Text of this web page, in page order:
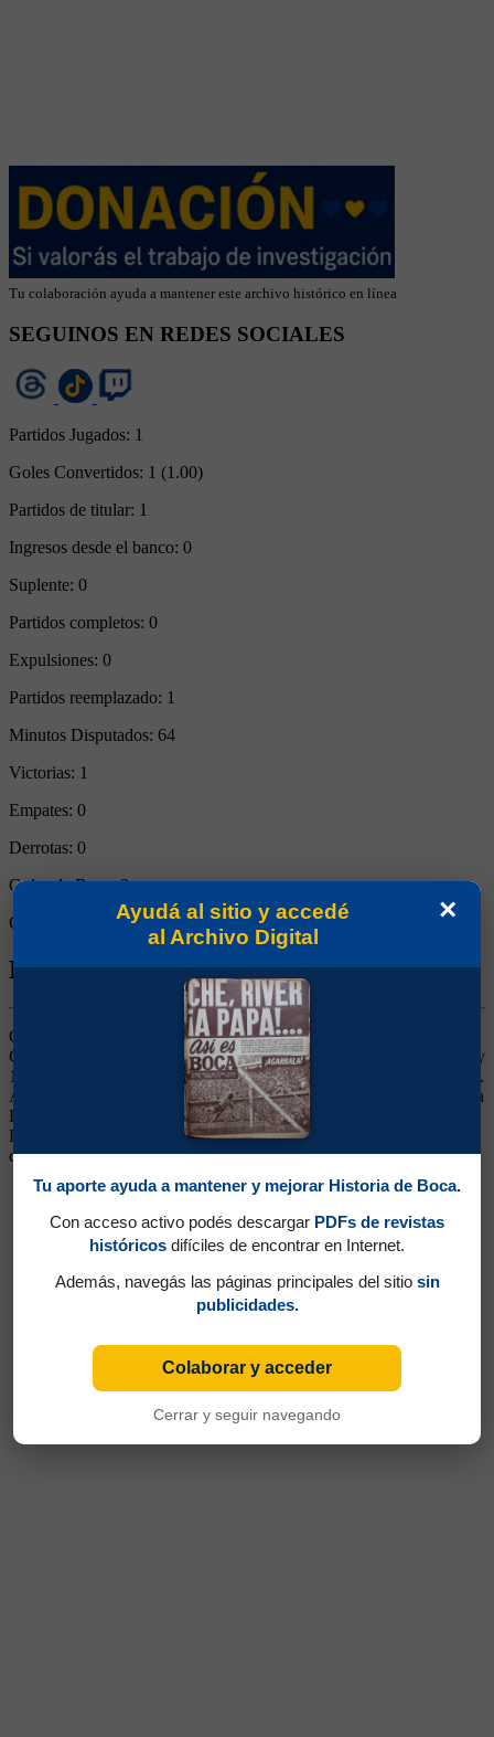
Tu colaboración ayuda a mantener este archivo histórico en línea
SEGUINOS EN REDES SOCIALES
Partidos Jugados: 1
Goles Convertidos: 1 (1.00)
Partidos de titular: 1
Ingresos desde el banco: 0
Suplente: 0
Partidos completos: 0
Expulsiones: 0
Partidos reemplazado: 1
Minutos Disputados: 64
Victorias: 1
Empates: 0
Derrotas: 0
Goles de Boca:2
Goles rivales:
0
Biografía de Alexis Mac Allister
Ganó un título (Superliga 2019/2020). Volante Ofensivo. Hijo de
Carlos Mac Allister, quien fue lateral izquierdo en Boca entre 1992 y
1996, y hermano de Kevin Mac Allister, con quien comparte plantel.
Alexis también, como ellos, se formó en Argentinos Juniors. Llegó a
Boca a mediados de 2019. Tras un buen desempeño en el
Preolímpico con la Selección, se fue al Brighton de Inglaterra,
dueño del pase.
×
Ayudá al sitio y accedé
al Archivo Digital
Tu aporte ayuda a mantener y mejorar Historia de Boca.
Con acceso activo podés descargar PDFs de revistas
históricos difíciles de encontrar en Internet.
Además, navegás las páginas principales del sitio sin
publicidades.
Colaborar y acceder
Cerrar y seguir navegando